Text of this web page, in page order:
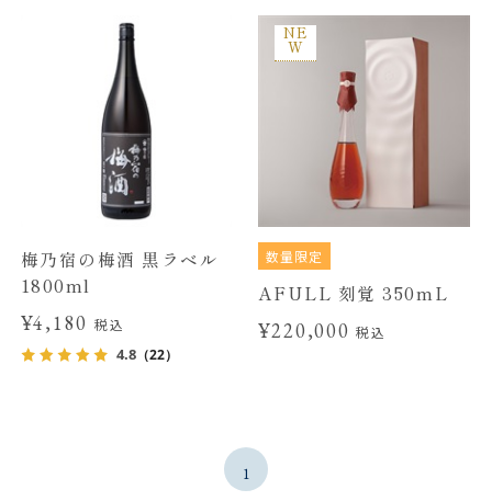
梅乃宿の梅酒 黒ラベル
1800ml
¥4,180税込
4.8（22）
NE
W
数量限定
AFULL 刻覚 350mL
¥220,000税込
1